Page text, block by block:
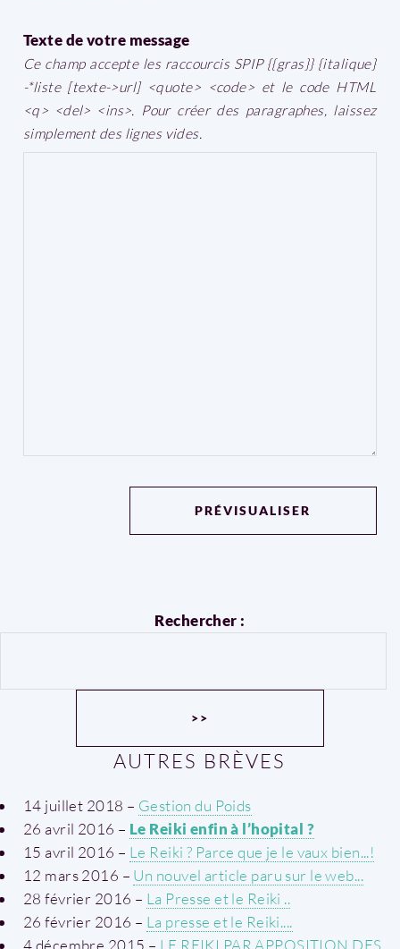
Texte de votre message
Ce champ accepte les raccourcis SPIP {{gras}} {italique}
-*liste [texte->url] <quote> <code> et le code HTML
<q> <del> <ins>. Pour créer des paragraphes, laissez
simplement des lignes vides.
Rechercher :
AUTRES BRÈVES
14 juillet 2018 – Gestion du Poids
26 avril 2016 – Le Reiki enfin à l’hopital ?
15 avril 2016 – Le Reiki ? Parce que je le vaux bien...!
12 mars 2016 – Un nouvel article paru sur le web...
28 février 2016 – La Presse et le Reiki ..
26 février 2016 – La presse et le Reiki....
4 décembre 2015 – LE REIKI PAR APPOSITION DES